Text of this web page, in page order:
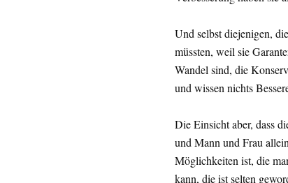
Und selbst diejenigen,
müssten, weil sie
Wandel sind, die
und wissen nichts
Die Einsicht aber, dass
und Mann und Frau
Möglichkeiten ist, die
kann, die ist selten